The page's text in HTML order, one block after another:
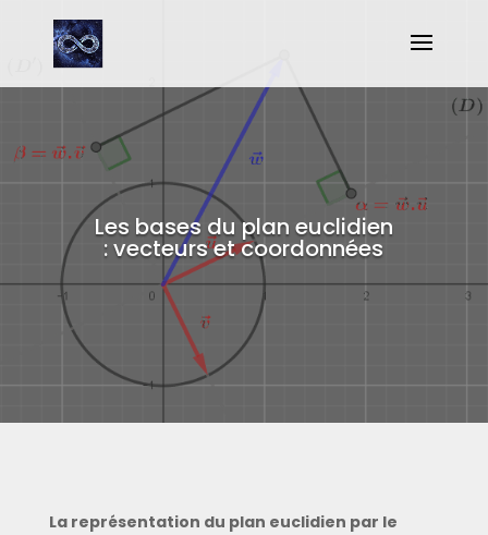
Les bases du plan euclidien
: vecteurs et coordonnées
La représentation du plan euclidien par le